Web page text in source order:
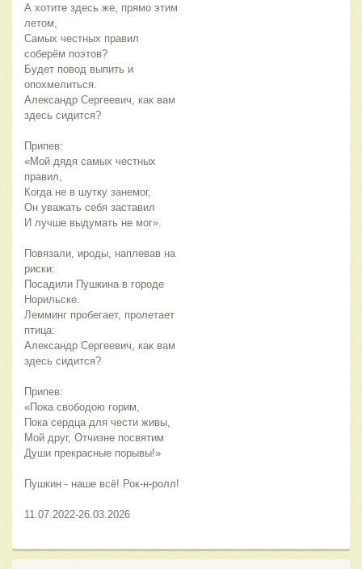
А хотите здесь же, прямо этим
летом,
Самых честных правил
соберём поэтов?
Будет повод выпить и
опохмелиться.
Александр Сергеевич, как вам
здесь сидится?
Припев:
«Мой дядя самых честных
правил,
Когда не в шутку занемог,
Он уважать себя заставил
И лучше выдумать не мог».
Повязали, ироды, наплевав на
риски:
Посадили Пушкина в городе
Норильске.
Лемминг пробегает, пролетает
птица:
Александр Сергеевич, как вам
здесь сидится?
Припев:
«Пока свободою горим,
Пока сердца для чести живы,
Мой друг, Отчизне посвятим
Души прекрасные порывы!»
Пушкин - наше всё! Рок-н-ролл!
11.07.2022-26.03.2026